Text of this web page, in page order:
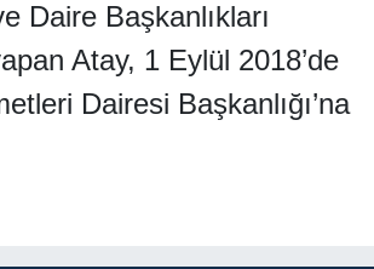
Daire Başkanlıkları
Atay, 1 Eylül 2018’de
Dairesi Başkanlığı’na